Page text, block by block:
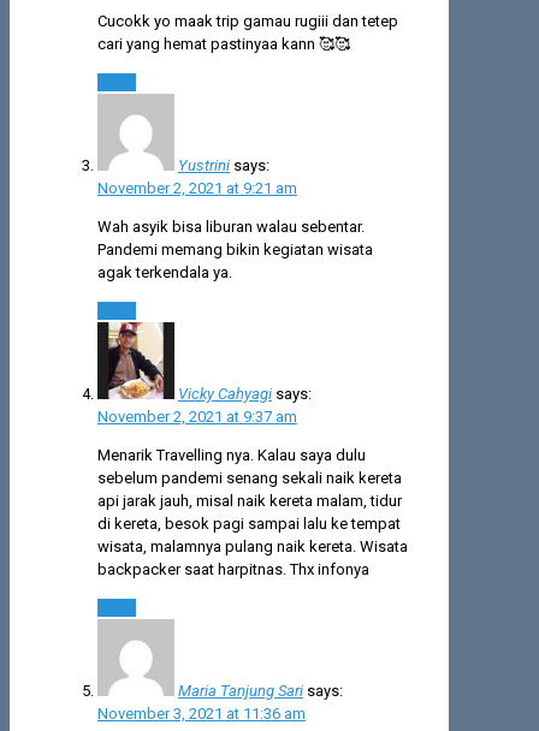
Cucokk yo maak trip gamau rugiii dan tetep
cari yang hemat pastinyaa kann 🥰🥰
Yustrini says:
November 2, 2021 at 9:21 am
Wah asyik bisa liburan walau sebentar.
Pandemi memang bikin kegiatan wisata
agak terkendala ya.
Vicky Cahyagi says:
November 2, 2021 at 9:37 am
Menarik Travelling nya. Kalau saya dulu
sebelum pandemi senang sekali naik kereta
api jarak jauh, misal naik kereta malam, tidur
di kereta, besok pagi sampai lalu ke tempat
wisata, malamnya pulang naik kereta. Wisata
backpacker saat harpitnas. Thx infonya
Maria Tanjung Sari says:
November 3, 2021 at 11:36 am